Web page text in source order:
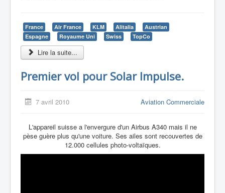
France Air France KLM Alitalia
Austrian
Espagne
Royaume Uni Swiss TopCo
Lire la suite...
Premier vol pour Solar Impulse.
7 avril 2010 Aviation Commerciale
L'appareil suisse a l'envergure d'un Airbus A340 mais il ne
pèse guère plus qu'une voiture. Ses ailes sont recouvertes de
12.000 cellules photo-voltaïques.